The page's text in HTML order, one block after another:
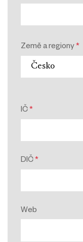
Země a regiony*
Česko
IČ*
DIČ*
Web